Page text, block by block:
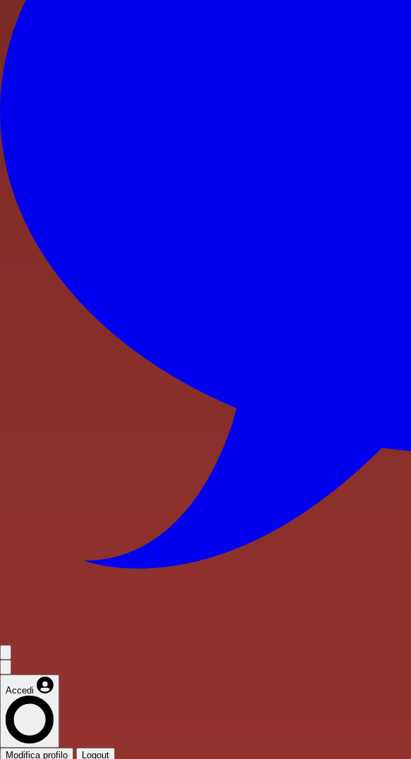
Accedi
Modifica profilo Logout